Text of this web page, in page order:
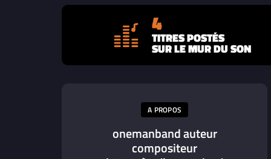
4
TITRES POSTÉS
SUR LE MUR DU SON
A PROPOS
onemanband auteur
compositeur